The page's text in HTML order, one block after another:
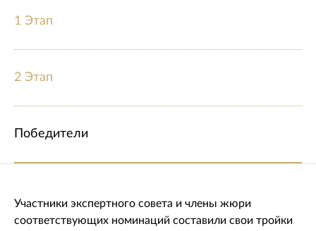
1 Этап
2 Этап
Победители
Участники экспертного совета и члены жюри
соответствующих номинаций составили свои тройки